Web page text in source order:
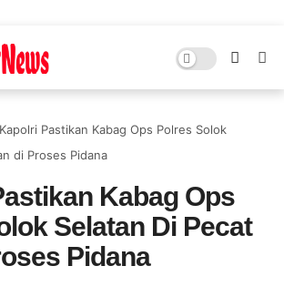
Kapolri Pastikan Kabag Ops Polres Solok
di Proses Pidana
Kabag Ops
Selatan Di Pecat
Pidana